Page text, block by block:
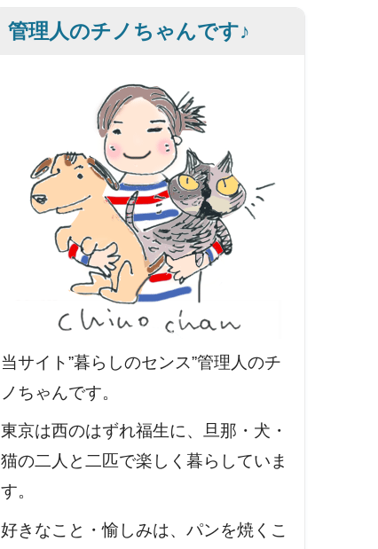
管理人のチノちゃんです♪
当サイト”暮らしのセンス”管理人のチ
ノちゃんです。
東京は西のはずれ福生に、旦那・犬・
猫の二人と二匹で楽しく暮らしていま
す。
好きなこと・愉しみは、パンを焼くこ